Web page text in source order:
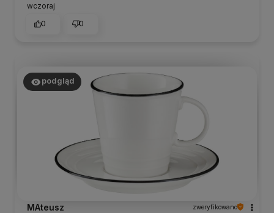
wczoraj
0
0
podgląd
MAteusz zweryfikowano